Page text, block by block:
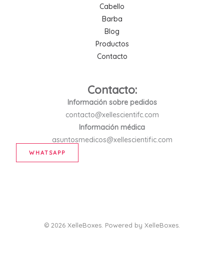
Cabello
Barba
Blog
Productos
Contacto
Contacto:
Información sobre pedidos
contacto@xellescientifc.com
Información médica
asuntosmedicos@xellescientific.com
WHATSAPP
© 2026 XelleBoxes. Powered by XelleBoxes.